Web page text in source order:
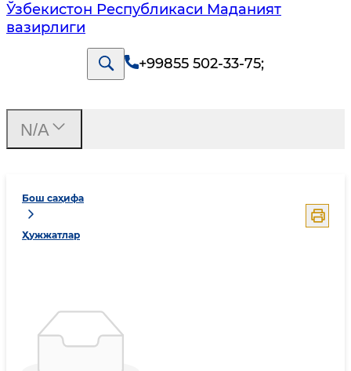
Ўзбекистон Республикаси Маданият
вазирлиги
+99855 502-33-75;
Бош саҳифа
Ҳужжатлар
N/A